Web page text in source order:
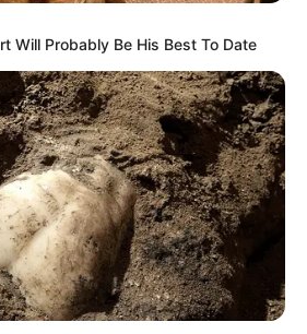
Will Probably Be His Best To Date